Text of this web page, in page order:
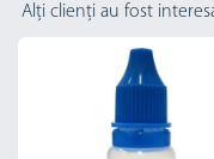
Alți clienți au fost